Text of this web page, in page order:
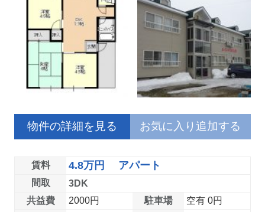
物件の詳細を見る お気に入り追加する
賃料 4.8万円 アパート
間取
3DK
共益費
2000円 駐車場
空有 0円